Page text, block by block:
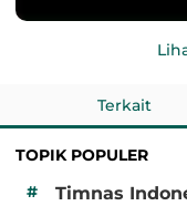
Terkait
TOPIK POPULER
#
Timnas